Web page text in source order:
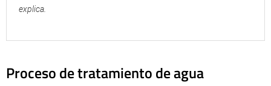
explica.
Proceso de tratamiento de agua